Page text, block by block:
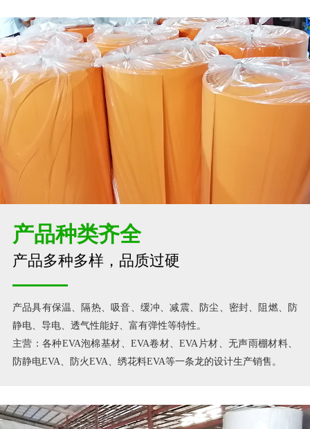
产品种类齐全
产品多种多样，品质过硬
产品具有保温、隔热、吸音、缓冲、减震、防尘、密封、阻燃、防
静电、导电、透气性能好、富有弹性等特性。
主营：各种EVA泡棉基材、EVA卷材、EVA片材、无声雨棚材料、
防静电EVA、防火EVA、绣花料EVA等一条龙的设计生产销售。